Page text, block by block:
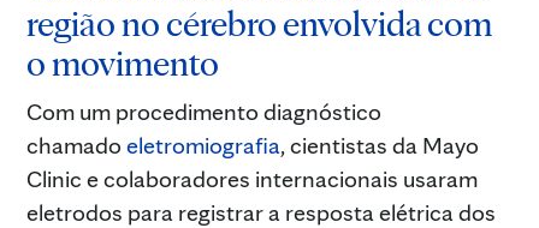
região no cérebro envolvida com
o movimento
Com um procedimento diagnóstico
chamado eletromiografia, cientistas da Mayo
Clinic e colaboradores internacionais usaram
eletrodos para registrar a resposta elétrica dos